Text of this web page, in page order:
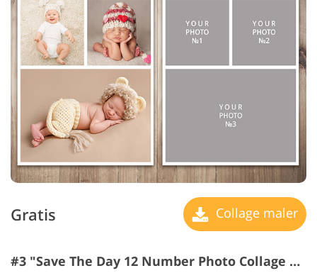
Gratis Collage maler
#3 "Save The Day 12 Number Photo Collage Template"